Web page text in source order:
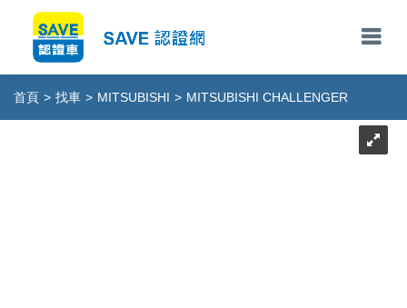
首頁 > 找車 > MITSUBISHI > MITSUBISHI CHALLENGER